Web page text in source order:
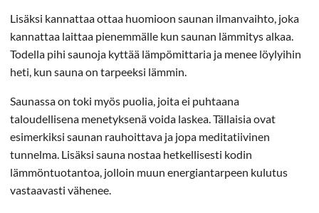
Lisäksi kannattaa ottaa huomioon saunan ilmanvaihto, joka
kannattaa laittaa pienemmälle kun saunan lämmitys alkaa.
Todella pihi saunoja kyttää lämpömittaria ja menee löylyihin
heti, kun sauna on tarpeeksi lämmin.
Saunassa on toki myös puolia, joita ei puhtaana
taloudellisena menetyksenä voida laskea. Tällaisia ovat
esimerkiksi saunan rauhoittava ja jopa meditatiivinen
tunnelma. Lisäksi sauna nostaa hetkellisesti kodin
lämmöntuotantoa, jolloin muun energiantarpeen kulutus
vastaavasti vähenee.